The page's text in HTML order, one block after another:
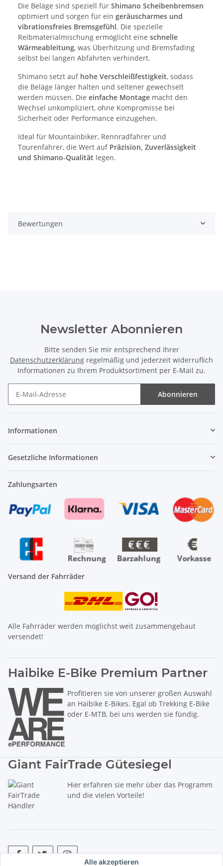
Alle akzeptieren
Die Beläge sind speziell für Shimano Scheibenbremsen
optimiert und sorgen für ein geräuscharmes und
vibrationsfreies Bremsgefühl. Die spezielle
Reibmaterialmischung ermöglicht eine schnelle
Wärmeableitung, was Überhitzung und Bremsfading
selbst bei langen Abfahrten verhindert.
Shimano setzt auf hohe Verschleißfestigkeit, sodass
die Beläge länger halten und seltener gewechselt
werden müssen. Die einfache Montage macht den
Wechsel unkompliziert, ohne Kompromisse bei
Sicherheit oder Performance einzugehen.
Ideal für Mountainbiker, Rennradfahrer und
Tourenfahrer, die Wert auf Präzision, Zuverlässigkeit
und Shimano-Qualität legen.
Bewertungen
Newsletter Abonnieren
Bitte senden Sie mir entsprechend Ihrer
Datenschutzerklärung regelmäßig und jederzeit widerruflich
Informationen zu Ihrem Produktsortiment per E-Mail zu.
Abonnieren
Informationen
Gesetzliche Informationen
Zahlungsarten
Versand der Fahrräder
Alle Fahrräder werden möglichst weit zusammengebaut
versendet!
Haibike E-Bike Premium Partner
Profitieren sie von unserer großen Auswahl
an Haibike E-Bikes. Egal ob Trekking E-Bike
oder E-MTB, bei uns werden sie fündig.
Giant FairTrade Gütesiegel
Hier erfahren sie mehr über das Programm
und die vielen Vorteile!